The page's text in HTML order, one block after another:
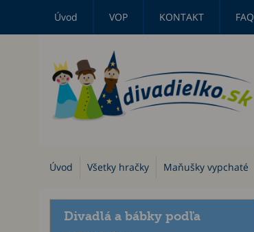
Úvod VOP KONTAKT FAQ
Úvod Všetky hračky Maňušky vypchaté
Divadlá a bábky podľa